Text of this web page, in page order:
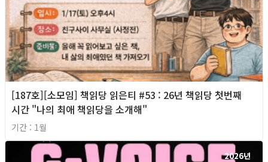
[187호][소모임] 책읽당 읽은티 #53 : 26년 책읽당 첫번째
시간 "나의 최애 책읽당을 소개해"
기간 : 1월
2026년